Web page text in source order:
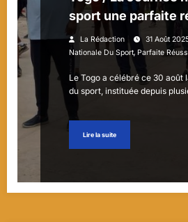
sport une parfaite
La Rédaction 31 Août
Nationale Du Sport, Parfaite
Le Togo a célébré ce 30 août
du sport, instituée depuis
Lire la suite